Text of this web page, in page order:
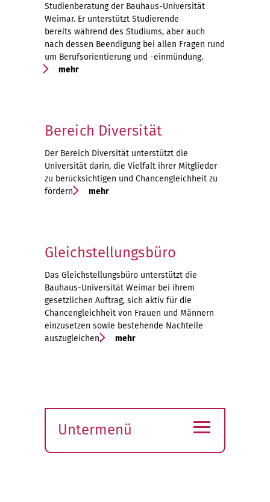
Studienberatung der Bauhaus-Universität
Weimar. Er unterstützt Studierende
bereits während des Studiums, aber auch
nach dessen Beendigung bei allen Fragen rund
um Berufsorientierung und -einmündung.
mehr
Bereich Diversität
Der Bereich Diversität unterstützt die
Universität darin, die Vielfalt ihrer Mitglieder
zu berücksichtigen und Chancengleichheit zu
fördern.
mehr
Gleichstellungsbüro
Das Gleichstellungsbüro unterstützt die
Bauhaus-Universität Weimar bei ihrem
gesetzlichen Auftrag, sich aktiv für die
Chancengleichheit von Frauen und Männern
einzusetzen sowie bestehende Nachteile
auszugleichen.
mehr
Untermenü
≡